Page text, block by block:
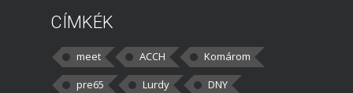
CÍMKÉK
meet ACCH
Komárom
pre65
Lurdy
DNY